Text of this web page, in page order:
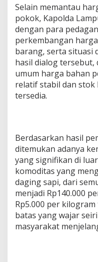
r
P
a
s
i
r
G
i
n
t
l
a
n
g
I
d
u
l
f
t
Selain memantau
pokok, Kapolda
dengan para
perkembangan
barang, serta situasi
hasil dialog tersebut,
umum harga bahan
relatif stabil dan
tersedia.
Berdasarkan hasil
ditemukan adanya
yang signifikan di
komoditas yang
daging sapi, dari
menjadi Rp140.000
Rp5.000 per
batas yang wajar
masyarakat